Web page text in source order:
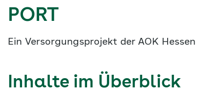
PORT
Ein Versorgungsprojekt der AOK Hessen
Inhalte im Überblick